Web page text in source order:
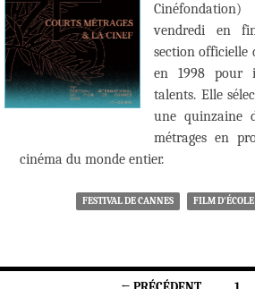
vendredi en
section officielle
en 1998 pour
talents. Elle
une quinzaine
métrages en
cinéma du monde entier.
FESTIVAL DE CANNES FILM D'ÉCOLE